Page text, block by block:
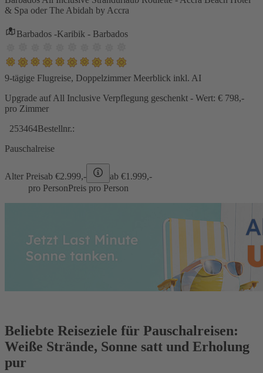
& Spa oder The Abidah by Accra
Barbados -Karibik - Barbados
9-tägige Flugreise, Doppelzimmer Meerblick inkl. AI
Upgrade auf All Inclusive Verpflegung geschenkt - Wert: € 798,-
pro Zimmer
253464Bestellnr.:
Pauschalreise
Alter Preisab €2.999,- ab €1.999,-
pro PersonPreis pro Person
Beliebte Reiseziele für Pauschalreisen:
Weiße Strände, Sonne satt und Erholung
pur